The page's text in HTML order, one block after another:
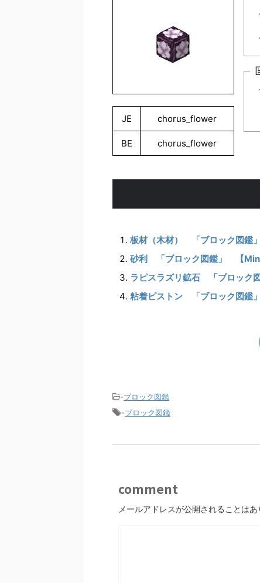
JE chorus_flower
BE chorus_flower
板材（木材） 「ブロック図鑑
砂利 「ブロック図鑑」 【
ラピスラズリ鉱石 「ブロック
粘着ピストン 「ブロック図鑑
-ブロック図鑑
-ブロック図鑑
comment
メールアドレスが公開されることはあ